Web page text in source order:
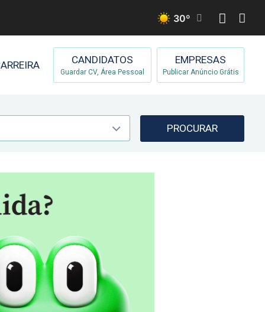
30º
CANDIDATOS
Guardar CV, Área Pessoal
EMPRESAS
Publicar Anúncio Grátis
PROCURAR